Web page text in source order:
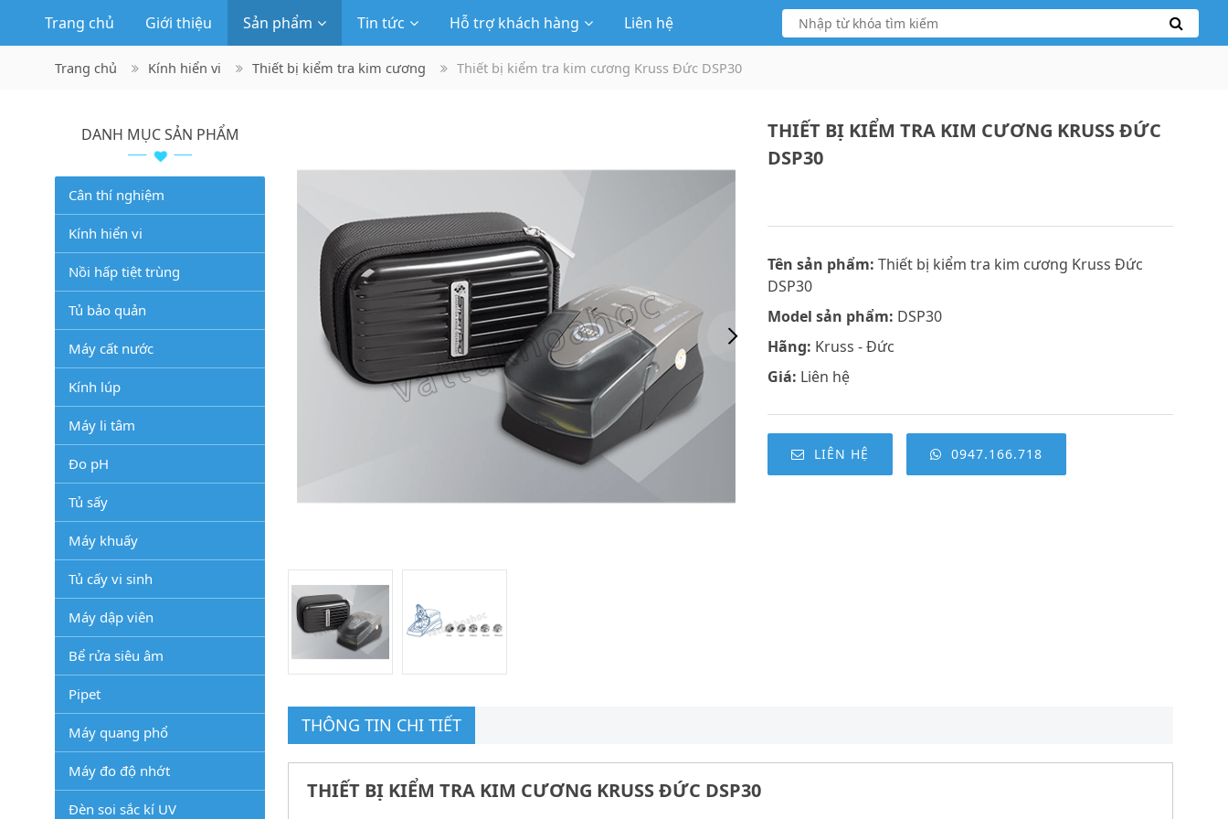
Trang chủ Giới thiệu Sản phẩm Tin tức Hỗ trợ khách hàng Liên hệ
Trang chủ Kính hiển vi Thiết bị kiểm tra kim cương Thiết bị kiểm tra kim cương Kruss Đức DSP30
THIẾT BỊ KIỂM TRA KIM CƯƠNG KRUSS ĐỨC
DSP30
Tên sản phẩm: Thiết bị kiểm tra kim cương Kruss Đức
DSP30
Model sản phẩm: DSP30
Hãng: Kruss - Đức
Giá: Liên hệ
LIÊN HỆ 0947.166.718
THÔNG TIN CHI TIẾT
THIẾT BỊ KIỂM TRA KIM CƯƠNG KRUSS ĐỨC DSP30
DANH MỤC SẢN PHẨM
Cân thí nghiệm
Kính hiển vi
Nồi hấp tiệt trùng
Tủ bảo quản
Máy cất nước
Kính lúp
Máy li tâm
Đo pH
Tủ sấy
Máy khuấy
Tủ cấy vi sinh
Máy dập viên
Bể rửa siêu âm
Pipet
Máy quang phổ
Máy đo độ nhớt
Đèn soi sắc kí UV